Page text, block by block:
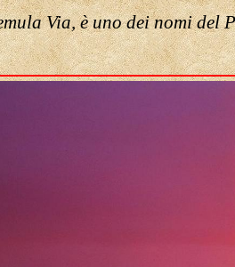
Via, è uno dei nomi del